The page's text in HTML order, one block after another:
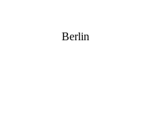
Berlin